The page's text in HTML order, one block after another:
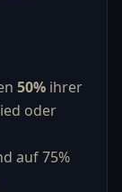
50% ihrer
oder
auf 75%